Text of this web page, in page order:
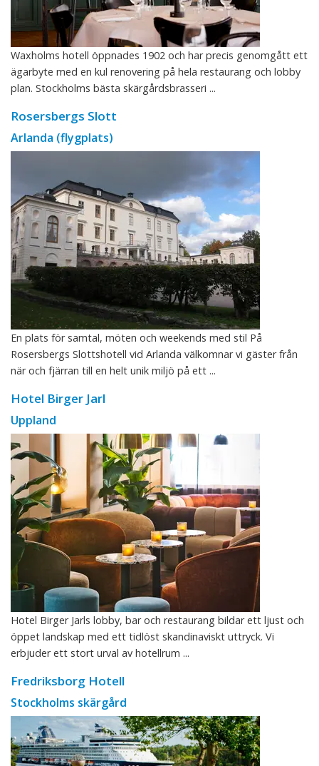
Waxholms hotell öppnades 1902 och har precis genomgått ett
ägarbyte med en kul renovering på hela restaurang och lobby
plan. Stockholms bästa skärgårdsbrasseri ...
Rosersbergs Slott
Arlanda (flygplats)
En plats för samtal, möten och weekends med stil På
Rosersbergs Slottshotell vid Arlanda välkomnar vi gäster från
när och fjärran till en helt unik miljö på ett ...
Hotel Birger Jarl
Uppland
Hotel Birger Jarls lobby, bar och restaurang bildar ett ljust och
öppet landskap med ett tidlöst skandinaviskt uttryck. Vi
erbjuder ett stort urval av hotellrum ...
Fredriksborg Hotell
Stockholms skärgård